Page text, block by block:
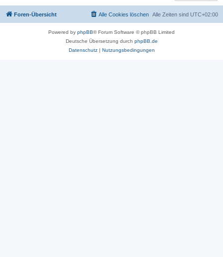
Foren-Übersicht Alle Zeiten sind UTC+02:00
Alle Cookies löschen
Powered by phpBB® Forum Software © phpBB Limited
Deutsche Übersetzung durch phpBB.de
Datenschutz| Nutzungsbedingungen